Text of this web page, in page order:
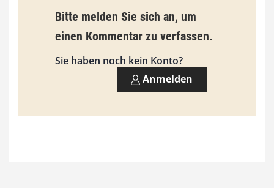
i
s
9
0
Bitte melden Sie sich an, um
einen Kommentar zu verfassen.
Sie haben noch kein Konto?
Anmelden